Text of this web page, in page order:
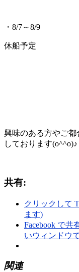
・8/7～8/9
休船予定
興味のある方やご
しております(o^^o)♪
共有:
クリックして
ます)
Facebook で共
いウィンドウ
関連